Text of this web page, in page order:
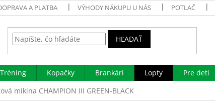
A PLATBA VÝHODY NÁKUPU U NÁS POTLAČ
HĽADAŤ
Tréning Kopačky Brankári Lopty Pre deti
mikina CHAMPION III GREEN-BLACK